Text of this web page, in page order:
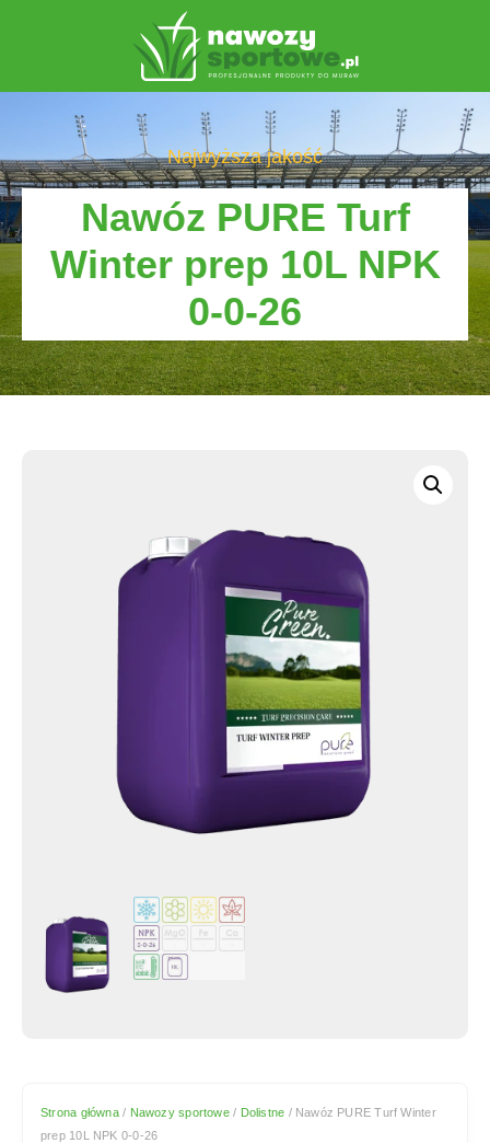
Najwyższa jakość
Nawóz PURE Turf
Winter prep 10L NPK
0-0-26
Strona główna/ Nawozy sportowe/ Dolistne / Nawóz PURE Turf Winter
prep 10L NPK 0-0-26